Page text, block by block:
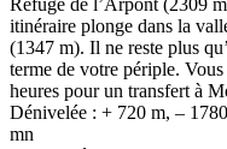
itinéraire plonge dans la
(1347 m). Il ne reste plus
terme de votre périple.
heures pour un transfert à
Dénivelée : + 720 m, –
mn